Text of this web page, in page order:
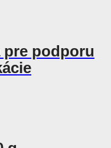
pre podporu